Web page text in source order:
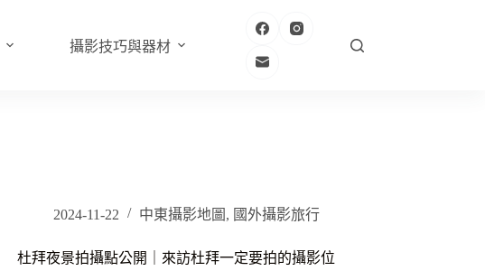
攝影技巧與器材
2024-11-22 中東攝影地圖 , 國外攝影旅行
杜拜夜景拍攝點公開｜來訪杜拜一定要拍的攝影位